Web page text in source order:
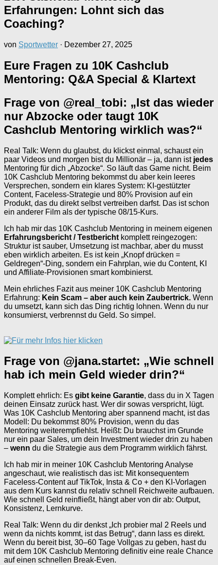
Erfahrungen: Lohnt sich das
Coaching?
von Sportwetter · Dezember 27, 2025
Eure Fragen zu 10K Cashclub
Mentoring: Q&A Special & Klartext
Frage von @real_tobi: „Ist das wieder
nur Abzocke oder taugt 10K
Cashclub Mentoring wirklich was?“
Real Talk: Wenn du glaubst, du klickst einmal, schaust ein
paar Videos und morgen bist du Millionär – ja, dann ist jedes
Mentoring für dich „Abzocke“. So läuft das Game nicht. Beim
10K Cashclub Mentoring bekommst du aber kein leeres
Versprechen, sondern ein klares System: KI-gestützter
Content, Faceless-Strategie und 80% Provision auf ein
Produkt, das du direkt selbst vertreiben darfst. Das ist schon
ein anderer Film als der typische 08/15-Kurs.
Ich hab mir das 10K Cashclub Mentoring in meinem eigenen
Erfahrungsbericht / Testbericht komplett reingezogen:
Struktur ist sauber, Umsetzung ist machbar, aber du musst
eben wirklich arbeiten. Es ist kein „Knopf drücken =
Geldregen“-Ding, sondern ein Fahrplan, wie du Content, KI
und Affiliate-Provisionen smart kombinierst.
Mein ehrliches Fazit aus meiner 10K Cashclub Mentoring
Erfahrung: Kein Scam – aber auch kein Zaubertrick. Wenn
du umsetzt, kann sich das Ding richtig lohnen. Wenn du nur
konsumierst, verbrennst du Geld. So simpel.
Frage von @jana.startet: „Wie schnell
hab ich mein Geld wieder drin?“
Komplett ehrlich: Es gibt keine Garantie, dass du in X Tagen
deinen Einsatz zurück hast. Wer dir sowas verspricht, lügt.
Was 10K Cashclub Mentoring aber spannend macht, ist das
Modell: Du bekommst 80% Provision, wenn du das
Mentoring weiterempfiehlst. Heißt: Du brauchst im Grunde
nur ein paar Sales, um dein Investment wieder drin zu haben
– wenn du die Strategie aus dem Programm wirklich fährst.
Ich hab mir in meiner 10K Cashclub Mentoring Analyse
angeschaut, wie realistisch das ist: Mit konsequentem
Faceless-Content auf TikTok, Insta & Co + den KI-Vorlagen
aus dem Kurs kannst du relativ schnell Reichweite aufbauen.
Wie schnell Geld reinfließt, hängt aber von dir ab: Output,
Konsistenz, Lernkurve.
Real Talk: Wenn du dir denkst „Ich probier mal 2 Reels und
wenn da nichts kommt, ist das Betrug“, dann lass es direkt.
Wenn du bereit bist, 30–60 Tage Vollgas zu geben, hast du
mit dem 10K Cashclub Mentoring definitiv eine reale Chance
auf einen schnellen Break-Even.